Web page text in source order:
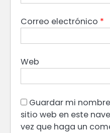
Correo electrónico *
Web
Guardar mi
sitio web en este
vez que haga un